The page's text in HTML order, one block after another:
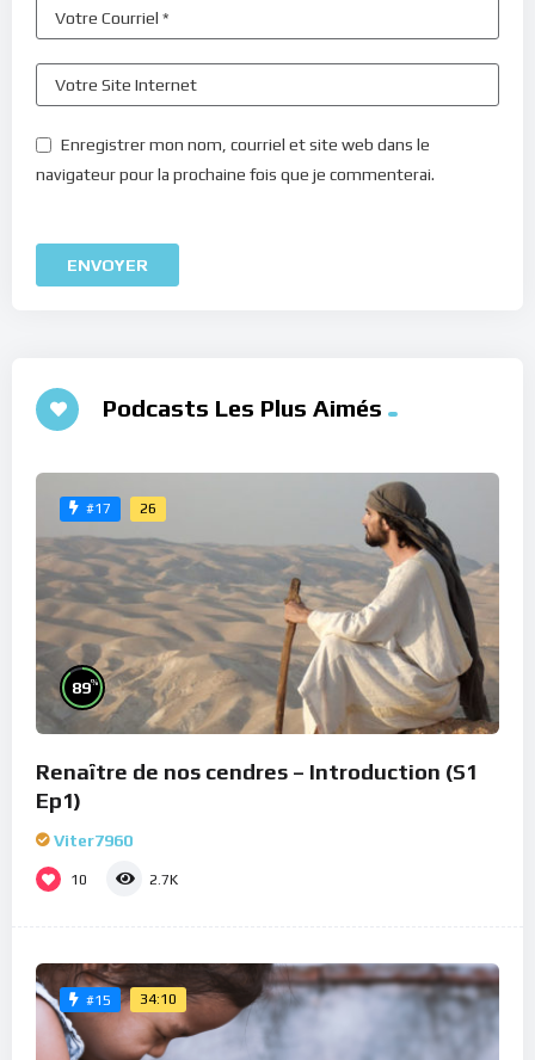
Enregistrer mon nom, courriel et site web dans le
navigateur pour la prochaine fois que je commenterai.
Podcasts Les Plus Aimés
#17 26
89%
Renaître de nos cendres – Introduction (S1
Ep1)
Viter7960
10 2.7K
#15 34:10